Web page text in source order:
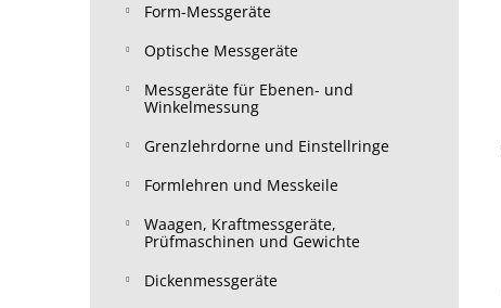
Form-Messgeräte
Optische Messgeräte
Messgeräte für Ebenen- und
Winkelmessung
Grenzlehrdorne und Einstellringe
Formlehren und Messkeile
Waagen, Kraftmessgeräte,
Prüfmaschinen und Gewichte
Dickenmessgeräte